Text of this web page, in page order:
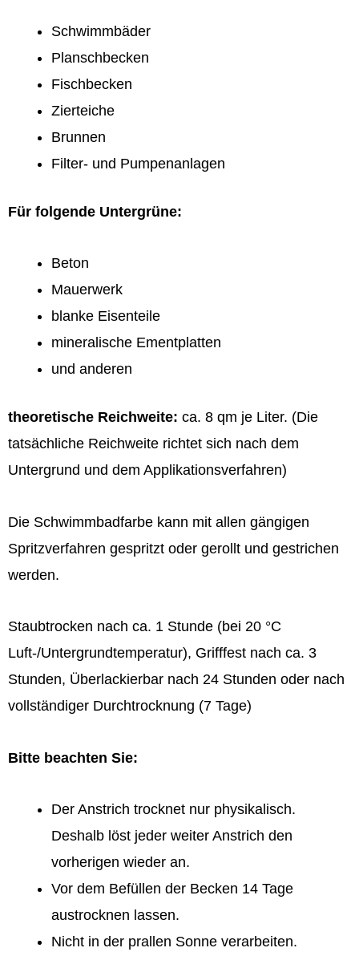
Schwimmbäder
Planschbecken
Fischbecken
Zierteiche
Brunnen
Filter- und Pumpenanlagen
Für folgende Untergrüne:
Beton
Mauerwerk
blanke Eisenteile
mineralische Ementplatten
und anderen
theoretische Reichweite: ca. 8 qm je Liter. (Die
tatsächliche Reichweite richtet sich nach dem
Untergrund und dem Applikationsverfahren)
Die Schwimmbadfarbe kann mit allen gängigen
Spritzverfahren gespritzt oder gerollt und gestrichen
werden.
Staubtrocken nach ca. 1 Stunde (bei 20 °C
Luft-/Untergrundtemperatur), Grifffest nach ca. 3
Stunden, Überlackierbar nach 24 Stunden oder nach
vollständiger Durchtrocknung (7 Tage)
Bitte beachten Sie:
Der Anstrich trocknet nur physikalisch.
Deshalb löst jeder weiter Anstrich den
vorherigen wieder an.
Vor dem Befüllen der Becken 14 Tage
austrocknen lassen.
Nicht in der prallen Sonne verarbeiten.